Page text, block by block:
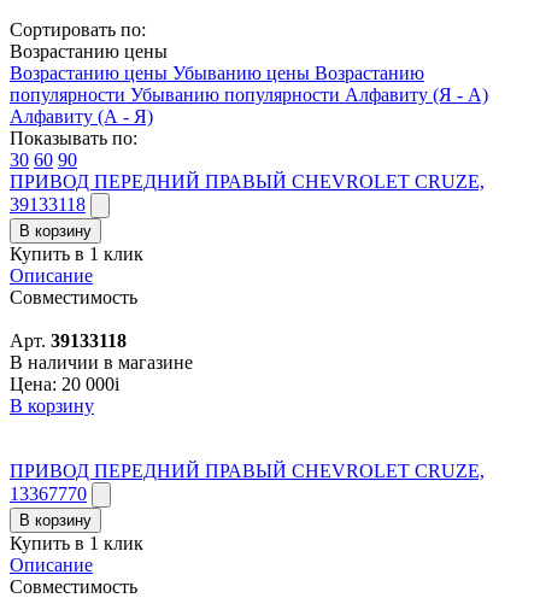
Сортировать по:
Возрастанию цены
Возрастанию цены Убыванию цены Возрастанию
популярности Убыванию популярности Алфавиту (Я - А)
Алфавиту (А - Я)
Показывать по:
30 60 90
ПРИВОД ПЕРЕДНИЙ ПРАВЫЙ CHEVROLET CRUZE,
39133118
В корзину
Купить в 1 клик
Описание
Совместимость
Арт. 39133118
В наличии в магазине
Цена: 20 000i
В корзину
ПРИВОД ПЕРЕДНИЙ ПРАВЫЙ CHEVROLET CRUZE,
13367770
В корзину
Купить в 1 клик
Описание
Совместимость